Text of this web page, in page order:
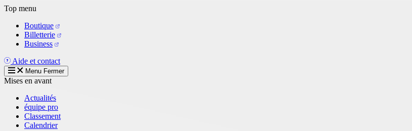
Aller
contenu
principal
Top menu
Boutique
Billetterie
Business
Aide et contact
Menu Fermer
Mises en avant
Actualités
équipe pro
Classement
Calendrier